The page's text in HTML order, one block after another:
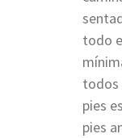
todo
todos
pies
pies